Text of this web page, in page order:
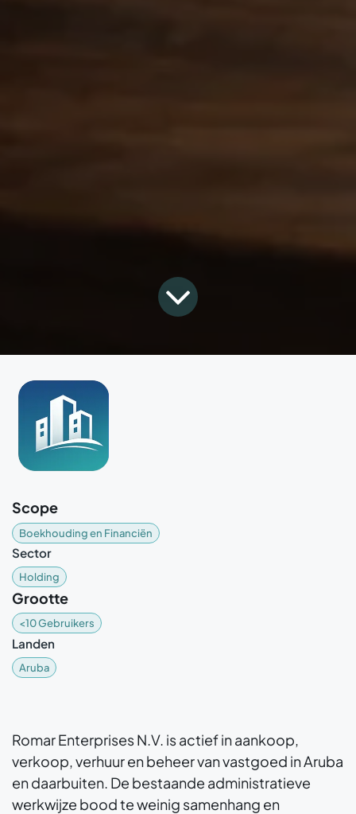
Scope
Boekhouding en Financiën
Sector
Holding
Grootte
<10 Gebruikers
Landen
Aruba
Romar Enterprises N.V. is actief in aankoop,
verkoop, verhuur en beheer van vastgoed in Aruba
en daarbuiten. De bestaande administratieve
werkwijze bood te weinig samenhang en